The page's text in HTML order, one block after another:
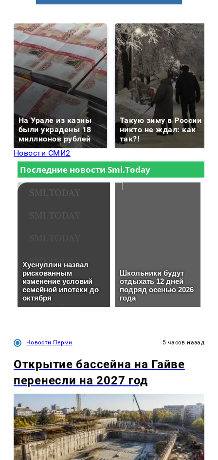
На Урале из казны
были украдены 18
миллионов рублей
Такую зиму в России
никто не ждал: как
так?!
Новости СМИ2
Новости Перми 5 часов назад
Открытие бассейна на Гайве
перенесли на 2027 год